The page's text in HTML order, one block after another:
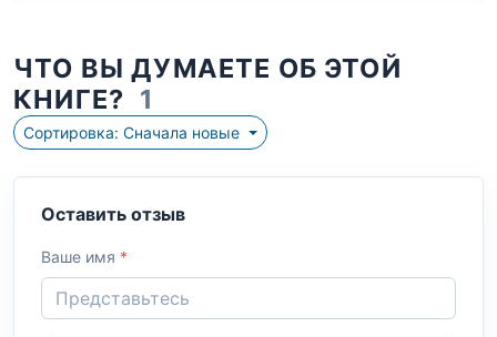
ЧТО ВЫ ДУМАЕТЕ ОБ ЭТОЙ
КНИГЕ? 1
Сортировка: Сначала новые
Оставить отзыв
Ваше имя *